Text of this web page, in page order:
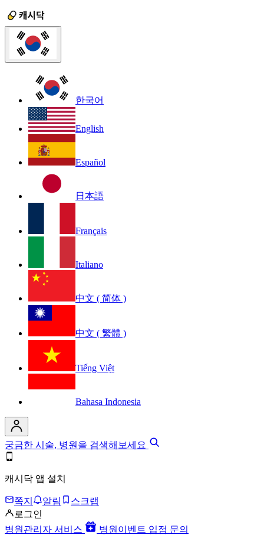
한국어
English
Español
日本語
Français
Italiano
中文 ( 简体 )
中文 ( 繁體 )
Tiếng Việt
Bahasa Indonesia
궁금한 시술, 병원을 검색해보세요
캐시닥 앱 설치
쪽지 알림
스크랩
로그인
병원관리자 서비스
병원이벤트 입점 문의